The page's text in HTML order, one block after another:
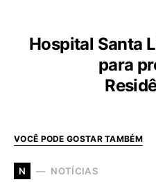
Hospital Santa
para
VOCÊ PODE GOSTAR TAMBÉM
N NOTÍCIAS